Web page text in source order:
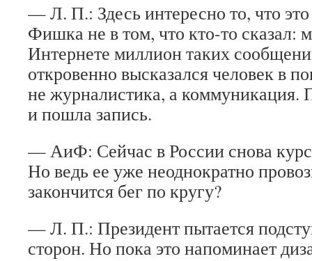
— Л. П.: Здесь интересно то, что
Фишка не в том, что кто-то сказал:
Интернете миллион таких
откровенно высказался человек в
не журналистика, а
и пошла запись.
— АиФ: Сейчас в России снова
Но ведь ее уже неоднократно
закончится бег по кругу?
— Л. П.: Президент пытается
сторон. Но пока это напоминает